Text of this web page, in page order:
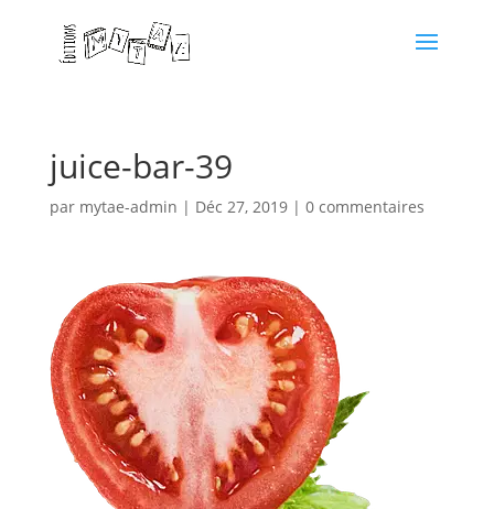
juice-bar-39
par mytae-admin | Déc 27, 2019| 0 commentaires